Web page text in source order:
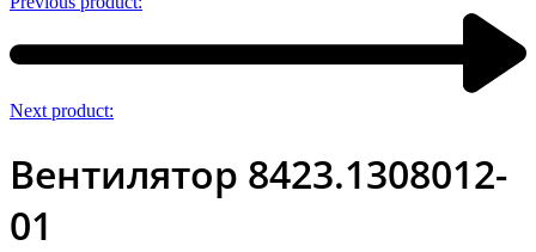
Next product:
Вентилятор 8423.1308012-
01